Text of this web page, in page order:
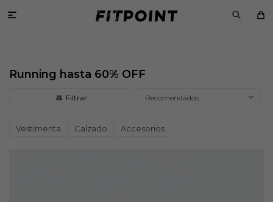

Running hasta 60% OFF
Recomendados
Vestimenta Calzado Accesorios